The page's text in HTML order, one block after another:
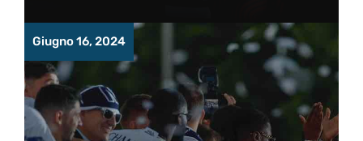
Giugno 16, 2024